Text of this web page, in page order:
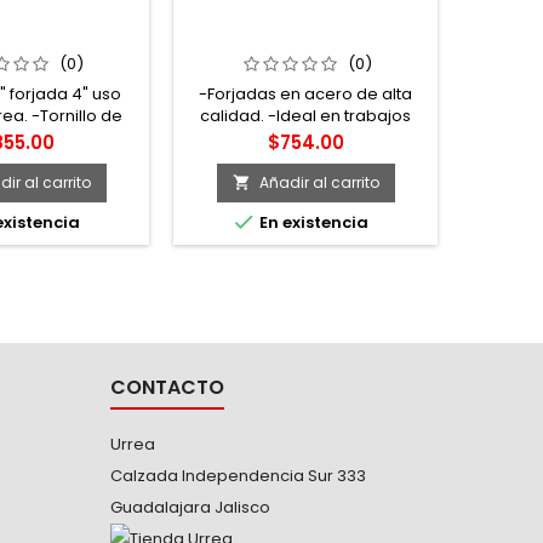
(0)
forjada 4" uso
-Tornillo de
con mango
T para mayor
y con rosca
para mayor
-Diseño
reforzadas. -
al carrito
(0)
-Forjadas en acero de alta
calidad. -Ideal en trabajos
pesados e industriales. -
Pintura electrostática para
evitar la corrosión.
Precio
$754.00
 Añadir al carrito
 En existencia
CONTACTO
Urrea
Calzada Independencia Sur 333
Guadalajara Jalisco